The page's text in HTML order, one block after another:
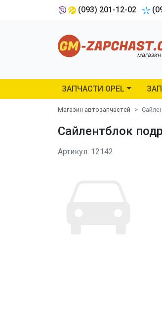
(093) 201-12-02
ЗАПЧАСТИ OPEL
Магазин автозапчастей
Сайлентблок
Артикул: 12142